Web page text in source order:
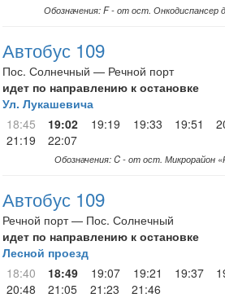
Обозначения: F - от ост. Онкодиспансер
Автобус 109
Пос. Солнечный — Речной порт
идет по направлению к остановке
Ул. Лукашевича
18:45
19:02 19:19 19:33 19:51
21:19
22:07
Обозначения: C - от ост. Микрорайон
Автобус 109
Речной порт — Пос. Солнечный
идет по направлению к остановке
Лесной проезд
18:40
18:49 19:07 19:21 19:37
20:48
21:05 21:23 21:46